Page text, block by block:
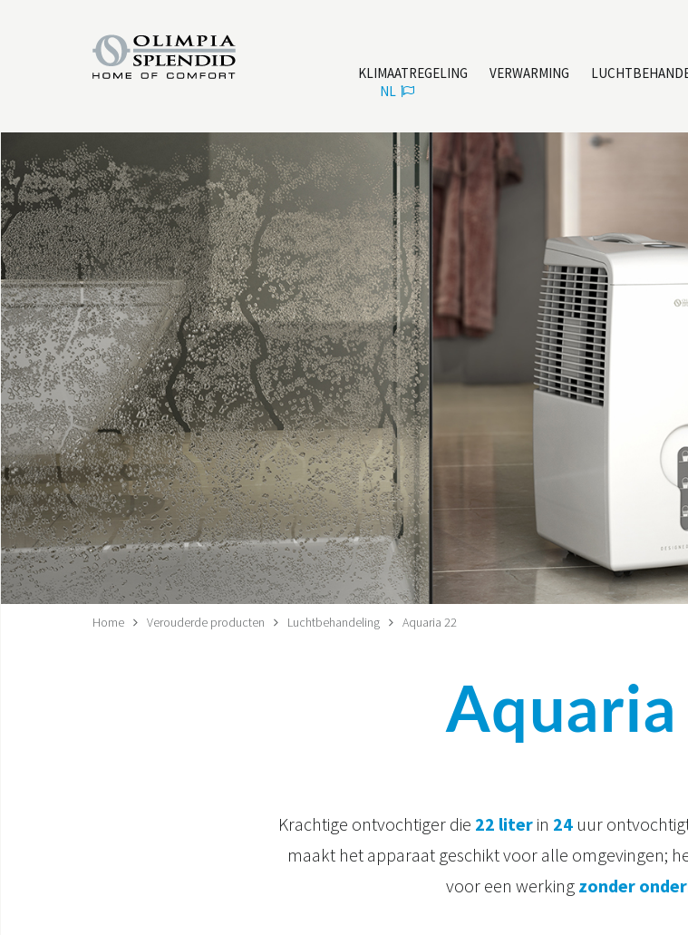
KLIMAATREGELING VERWARMING
NL
Home Verouderde producten Luchtbehandeling Aquaria 22
Krachtige ontvochtiger die 22 liter in 24 uur
maakt het apparaat geschikt voor alle omgevingen;
voor een werking zonder